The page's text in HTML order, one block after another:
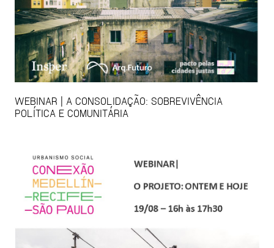
WEBINAR | A CONSOLIDAÇÃO: SOBREVIVÊNCIA
POLÍTICA E COMUNITÁRIA